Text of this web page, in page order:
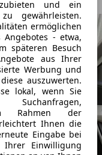
und ein
gewährleisten.
ermöglichen
- etwa,
späteren Besuch
aus Ihrer
Werbung und
auszuwerten.
lokal, wenn Sie
Rahmen der
Ihnen die
Eingabe bei
Einwilligung